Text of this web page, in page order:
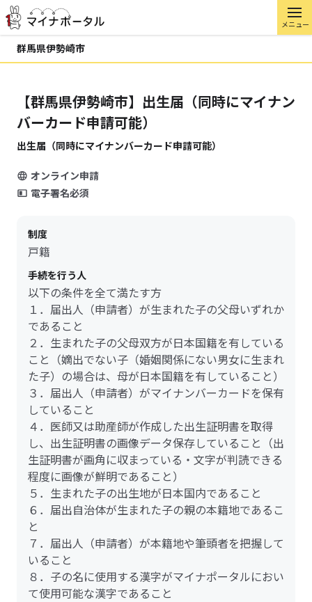
メニュー
群馬県伊勢崎市
【群馬県伊勢崎市】出生届（同時にマイナン
バーカード申請可能）
出生届（同時にマイナンバーカード申請可能）
オンライン申請
電子署名必須
制度
戸籍
手続を行う人
以下の条件を全て満たす方
１．届出人（申請者）が生まれた子の父母いずれか
であること
２．生まれた子の父母双方が日本国籍を有している
こと（嫡出でない子（婚姻関係にない男女に生まれ
た子）の場合は、母が日本国籍を有していること）
３．届出人（申請者）がマイナンバーカードを保有
していること
４．医師又は助産師が作成した出生証明書を取得
し、出生証明書の画像データ保存していること（出
生証明書が画角に収まっている・文字が判読できる
程度に画像が鮮明であること）
５．生まれた子の出生地が日本国内であること
６．届出自治体が生まれた子の親の本籍地であるこ
と
７．届出人（申請者）が本籍地や筆頭者を把握して
いること
８．子の名に使用する漢字がマイナポータルにおい
て使用可能な漢字であること